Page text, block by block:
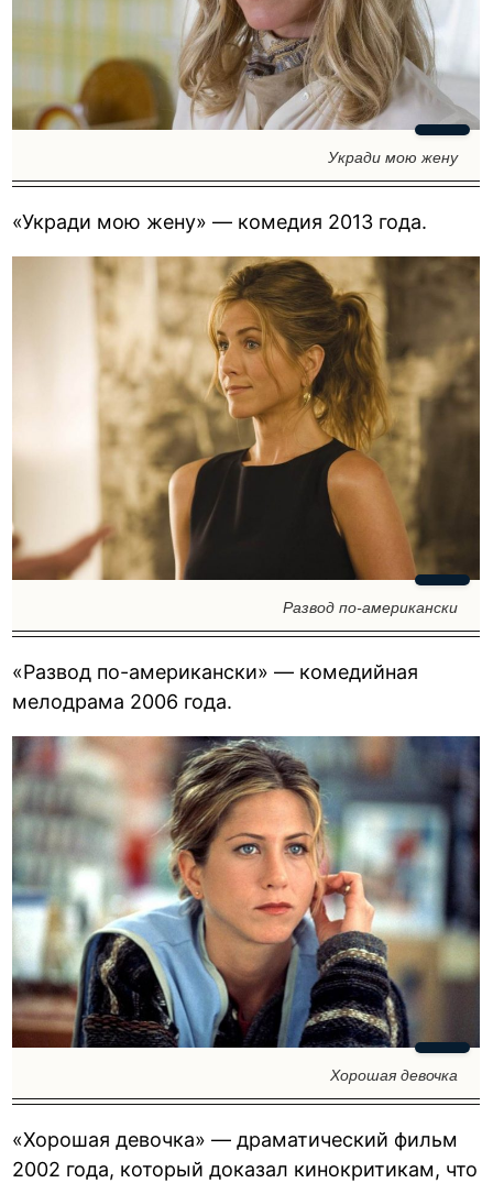
Укради мою жену
«Укради мою жену» — комедия 2013 года.
Развод по-американски
«Развод по-американски» — комедийная
мелодрама 2006 года.
Хорошая девочка
«Хорошая девочка» — драматический фильм
2002 года, который доказал кинокритикам, что